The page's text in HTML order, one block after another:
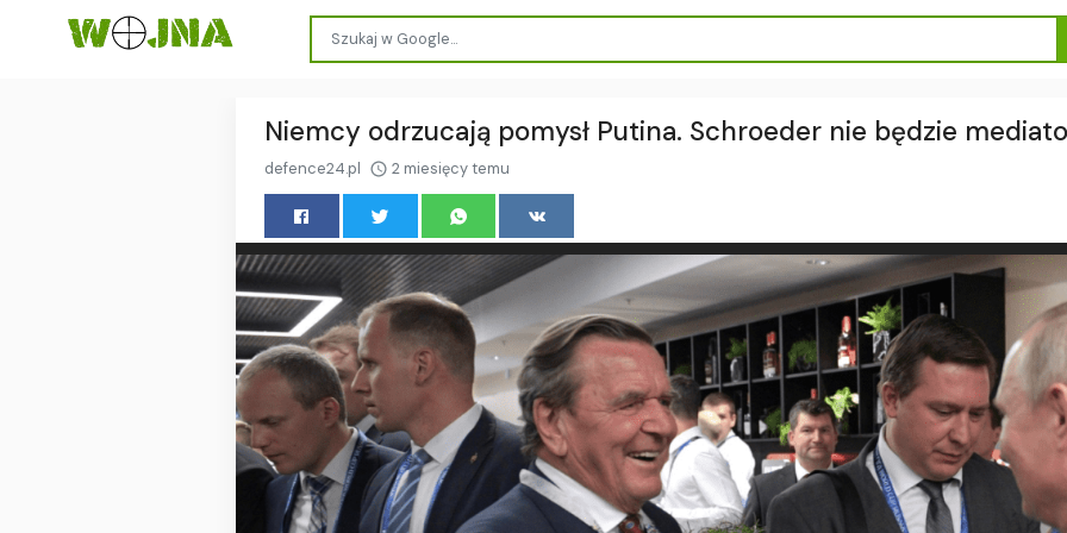
Niemcy odrzucają pomysł Putina. Schroeder nie będzie
defence24.pl 2 miesięcy temu